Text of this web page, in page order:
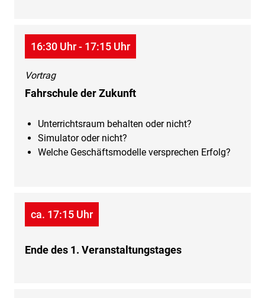
16:30 Uhr - 17:15 Uhr
Vortrag
Fahrschule der Zukunft
Unterrichtsraum behalten oder nicht?
Simulator oder nicht?
Welche Geschäftsmodelle versprechen Erfolg?
ca. 17:15 Uhr
Ende des 1. Veranstaltungstages